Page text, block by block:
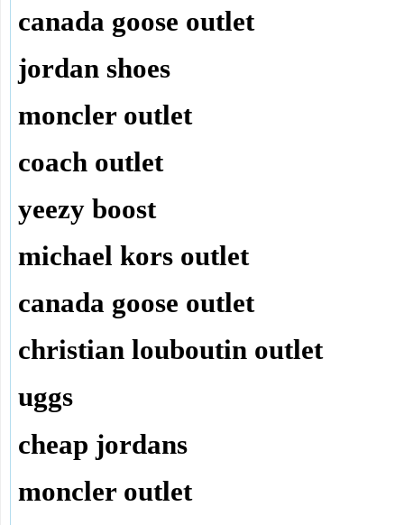
canada goose outlet
jordan shoes
moncler outlet
coach outlet
yeezy boost
michael kors outlet
canada goose outlet
christian louboutin outlet
uggs
cheap jordans
moncler outlet